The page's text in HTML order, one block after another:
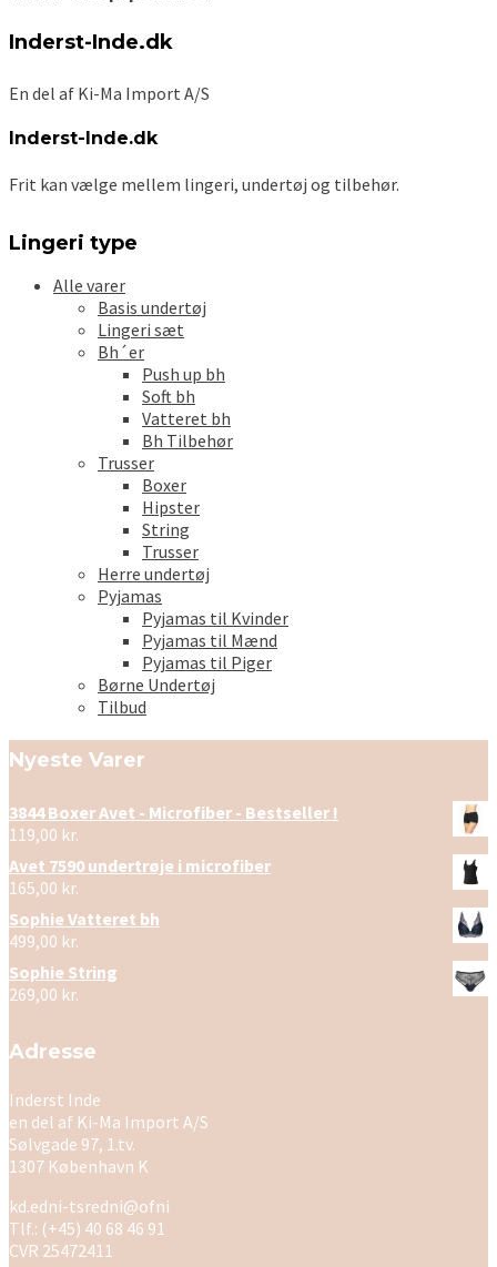
Inderst-Inde.dk
En del af Ki-Ma Import A/S
Inderst-Inde.dk
Frit kan vælge mellem lingeri, undertøj og tilbehør.
Lingeri type
Alle varer
Basis undertøj
Lingeri sæt
Bh´er
Push up bh
Soft bh
Vatteret bh
Bh Tilbehør
Trusser
Boxer
Hipster
String
Trusser
Herre undertøj
Pyjamas
Pyjamas til Kvinder
Pyjamas til Mænd
Pyjamas til Piger
Børne Undertøj
Tilbud
Nyeste Varer
3844 Boxer Avet - Microfiber - Bestseller !
119,00 kr.
Avet 7590 undertrøje i microfiber
165,00 kr.
Sophie Vatteret bh
499,00 kr.
Sophie String
269,00 kr.
Adresse
Inderst Inde
en del af Ki-Ma Import A/S
Sølvgade 97, 1.tv.
1307 København K
kd.edni-tsredni@ofni
Tlf.: (+45) 40 68 46 91
CVR 25472411